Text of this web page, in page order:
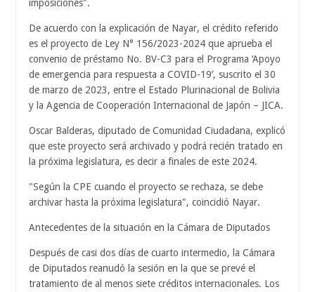
imposiciones".
De acuerdo con la explicación de Nayar, el crédito referido
es el proyecto de Ley N° 156/2023-2024 que aprueba el
convenio de préstamo No. BV-C3 para el Programa ‘Apoyo
de emergencia para respuesta a COVID-19’, suscrito el 30
de marzo de 2023, entre el Estado Plurinacional de Bolivia
y la Agencia de Cooperación Internacional de Japón – JICA.
Oscar Balderas, diputado de Comunidad Ciudadana, explicó
que este proyecto será archivado y podrá recién tratado en
la próxima legislatura, es decir a finales de este 2024.
"Según la CPE cuando el proyecto se rechaza, se debe
archivar hasta la próxima legislatura", coincidió Nayar.
Antecedentes de la situación en la Cámara de Diputados
Después de casi dos días de cuarto intermedio, la Cámara
de Diputados reanudó la sesión en la que se prevé el
tratamiento de al menos siete créditos internacionales. Los